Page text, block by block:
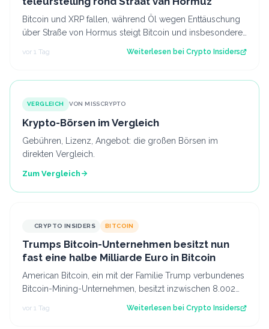
Bitcoin und XRP fallen, während Öl wegen Enttäuschung
über Straße von Hormus steigt Bitcoin und insbesondere
Altcoins wie XRP und Solana hab…
vor 1 Tag Weiterlesen bei Crypto Insiders
VERGLEICH VON MISSCRYPTO
Krypto-Börsen im Vergleich
Gebühren, Lizenz, Angebot: die großen Börsen im
direkten Vergleich.
Zum Vergleich
CRYPTO INSIDERS BITCOIN
Trumps Bitcoin-Unternehmen besitzt nun
fast eine halbe Milliarde Euro in Bitcoin
American Bitcoin, ein mit der Familie Trump verbundenes
Bitcoin-Mining-Unternehmen, besitzt inzwischen 8.002
vor 1 Tag Weiterlesen bei Crypto Insiders